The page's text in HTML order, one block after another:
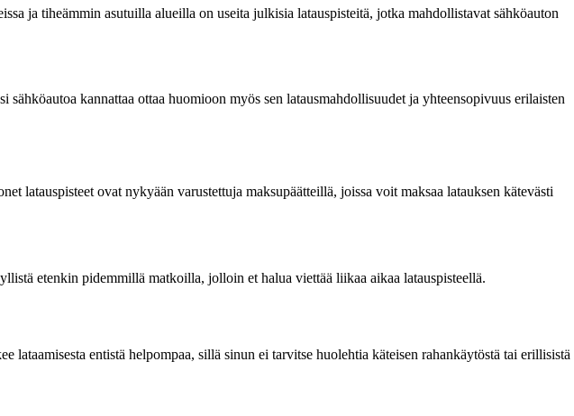
ja tiheämmin asutuilla alueilla on useita julkisia latauspisteitä, jotka mahdollistavat sähköauton
kannattaa ottaa huomioon myös sen latausmahdollisuudet ja yhteensopivuus erilaisten
latauspisteet ovat nykyään varustettuja maksupäätteillä, joissa voit maksaa latauksen kätevästi
etenkin pidemmillä matkoilla, jolloin et halua viettää liikaa aikaa latauspisteellä.
entistä helpompaa, sillä sinun ei tarvitse huolehtia käteisen rahankäytöstä tai erillisistä